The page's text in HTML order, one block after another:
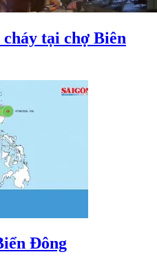
tại chợ Biên
Đông